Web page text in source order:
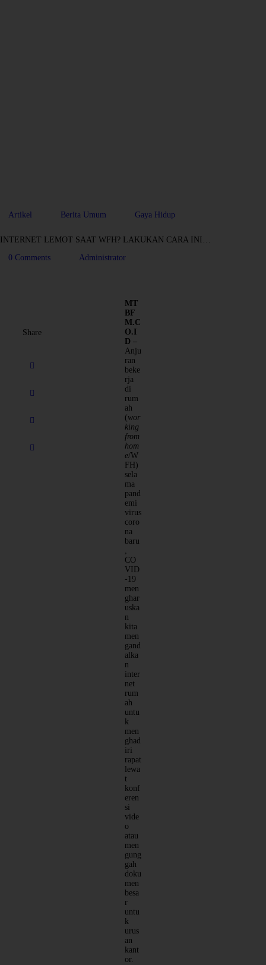
Artikel Berita Umum Gaya Hidup
INTERNET LEMOT SAAT WFH? LAKUKAN CARA INI…
0 Comments Administrator
Share
MT
BF
M.C
O.I
D –
Anju
ran
beke
rja
di
rum
ah
(wor
king
from
hom
e/W
FH)
sela
ma
pand
emi
virus
coro
na
baru
,
CO
VID
-19
men
ghar
uska
n
kita
men
gand
alka
n
inter
net
rum
ah
untu
k
men
ghad
iri
rapat
lewa
t
konf
eren
si
vide
o
atau
men
gung
gah
doku
men
besa
r
untu
k
urus
an
kant
or.